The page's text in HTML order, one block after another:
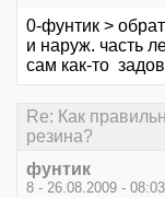
0-фунтик >
и наруж. часть
сам как-то
Re: Как
резина?
фунтик
8 - 26.08.2009 - 08:03